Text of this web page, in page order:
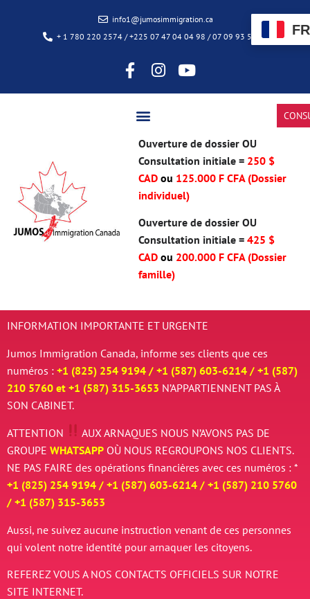
info1@jumosimmigration.ca
+ 1 780 220 2574 / +225 07 47 04 04 98 / 07 09 93 50 85
Ouverture de dossier OU
Consultation initiale = 250 $
CADou 125.000 F CFA (Dossier
individuel)
Ouverture de dossier OU
Consultation initiale =425 $
CAD ou 200.000 F CFA (Dossier
famille)
INFORMATION IMPORTANTE ET URGENTE
Jumos Immigration Canada, informe ses clients que ces
numéros : +1 (825) 254 9194 / +1 (587) 603-6214 / +1 (587)
210 5760 et +1 (587) 315-3653 N’APPARTIENNENT PAS À
SON CABINET.
ATTENTION AUX ARNAQUES NOUS N’AVONS PAS DE
GROUPE WHATSAPP OÙ NOUS REGROUPONS NOS CLIENTS.
NE PAS FAIRE des opérations financières avec ces numéros : *
+1 (825) 254 9194 / +1 (587) 603-6214 / +1 (587) 210 5760
/ +1 (587) 315-3653
Aussi, ne suivez aucune instruction venant de ces personnes
qui volent notre identité pour arnaquer les citoyens.
REFEREZ VOUS A NOS CONTACTS OFFICIELS SUR NOTRE
SITE INTERNET.
FR